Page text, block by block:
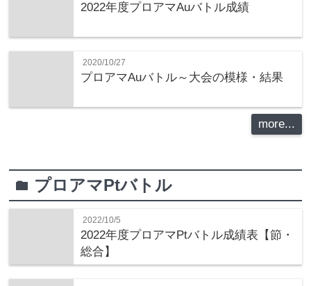
2022年度プロアマAuバトル成績
2020/10/27
プロアマAuバトル～大会の模様・結果
more...
folder プロアマPtバトル
2022/10/5
2022年度プロアマPtバトル成績表【節・
総合】